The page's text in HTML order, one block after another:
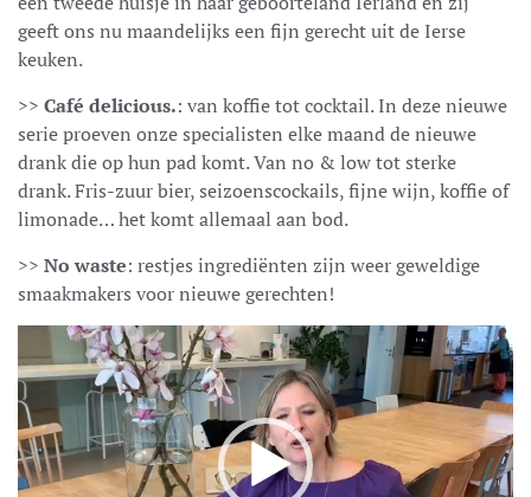
geeft ons nu maandelijks een fijn gerecht uit de Ierse
keuken.
>> Café delicious.: van koffie tot cocktail. In deze nieuwe
serie proeven onze specialisten elke maand de nieuwe
drank die op hun pad komt. Van no & low tot sterke
drank. Fris-zuur bier, seizoenscockails, fijne wijn, koffie of
limonade… het komt allemaal aan bod.
>> No waste: restjes ingrediënten zijn weer geweldige
smaakmakers voor nieuwe gerechten!
Player